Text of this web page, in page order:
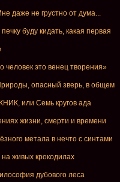
даже не грустно от дума...
буду кидать, какая первая
человек это венец творения»
опасный зверь, в общем
или Семь кругов ада
жизни, смерти и времени
метала в нечто с синтами
живых крокодилах
дубового леса